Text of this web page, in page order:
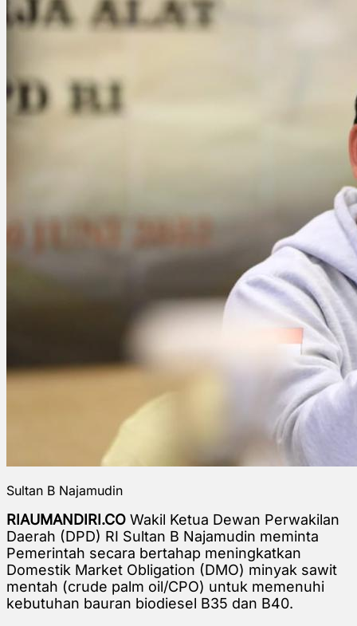
Sultan B Najamudin
RIAUMANDIRI.CO Wakil Ketua Dewan Perwakilan
Daerah (DPD) RI Sultan B Najamudin meminta
Pemerintah secara bertahap meningkatkan
Domestik Market Obligation (DMO) minyak sawit
mentah (crude palm oil/CPO) untuk memenuhi
kebutuhan bauran biodiesel B35 dan B40.